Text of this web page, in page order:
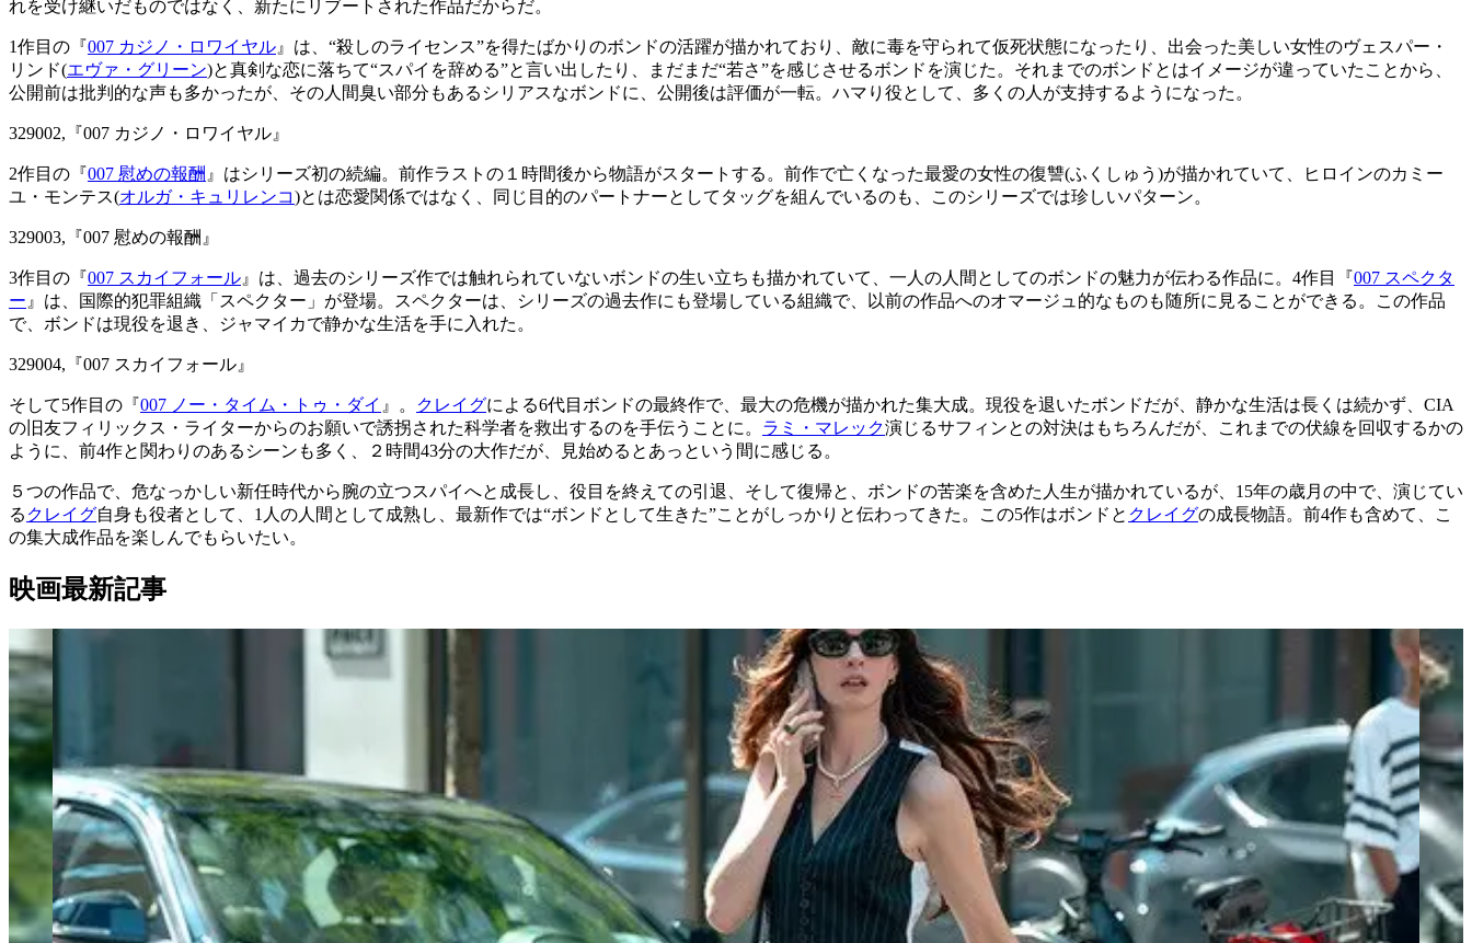
れを受け継いだものではなく、新たにリブートされた作品だからだ。
1作目の『007 カジノ・ロワイヤル 』は、“殺しのライセンス”を得たばかりのボンドの活躍が描かれており、敵に毒を守られて仮死状態になったり、出会った美しい女性のヴェスパー・
リンド(エヴァ・グリーン)と真剣な恋に落ちて“スパイを辞める”と言い出したり、まだまだ“若さ”を感じさせるボンドを演じた。それまでのボンドとはイメージが違っていたことから、
公開前は批判的な声も多かったが、その人間臭い部分もあるシリアスなボンドに、公開後は評価が一転。ハマり役として、多くの人が支持するようになった。
329002,『007 カジノ・ロワイヤル』
2作目の『007 慰めの報酬 』はシリーズ初の続編。前作ラストの１時間後から物語がスタートする。前作で亡くなった最愛の女性の復讐(ふくしゅう )が描かれていて、ヒロインのカミー
ユ・モンテス(オルガ・キュリレンコ)とは恋愛関係ではなく、同じ目的のパートナーとしてタッグを組んでいるのも、このシリーズでは珍しいパターン。
329003,『007 慰めの報酬 』
3作目の『007 スカイフォール 』は、過去のシリーズ作では触れられていないボンドの生い立ちも描かれていて、一人の人間としてのボンドの魅力が伝わる作品に。 4作目『007 スペクタ
ー 』は、国際的犯罪組織「スペクター」が登場。スペクターは、シリーズの過去作にも登場している組織で、以前の作品へのオマージュ的なものも随所に見ることができる。この作品
で、ボンドは現役を退き、ジャマイカで静かな生活を手に入れた。
329004,『007 スカイフォール 』
そして5作目の『007 ノー・タイム・トゥ・ダイ 』。 クレイグによる6代目ボンドの最終作で、最大の危機が描かれた集大成。現役を退いたボンドだが、静かな生活は長くは続かず、 CIA
の旧友フィリックス・ライターからのお願いで誘拐された科学者を救出するのを手伝うことに。 ラミ・マレック演じるサフィンとの対決はもちろんだが、これまでの伏線を回収するかの
ように、前4作と関わりのあるシーンも多く、２時間43分の大作だが、見始めるとあっという間に感じる。
５つの作品で、危なっかしい新任時代から腕の立つスパイへと成長し、役目を終えての引退、そして復帰と、ボンドの苦楽を含めた人生が描かれているが、 15年の歳月の中で、演じてい
る クレイグ自身も役者として、 1 人の人間として成熟し、最新作では“ボンドとして生きた”ことがしっかりと伝わってきた。この5作はボンドと クレイグの成長物語。前4作も含めて、こ
の集大成作品を楽しんでもらいたい。
映画最新記事